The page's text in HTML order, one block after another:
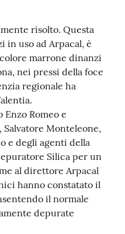
risolto. Questa
in uso ad Arpacal, è
marrone dinanzi
nei pressi della foce
regionale ha
Enzo Romeo e
Salvatore Monteleone,
e degli agenti della
Silica per un
al direttore Arpacal
hanno constatato il
il normale
depurate